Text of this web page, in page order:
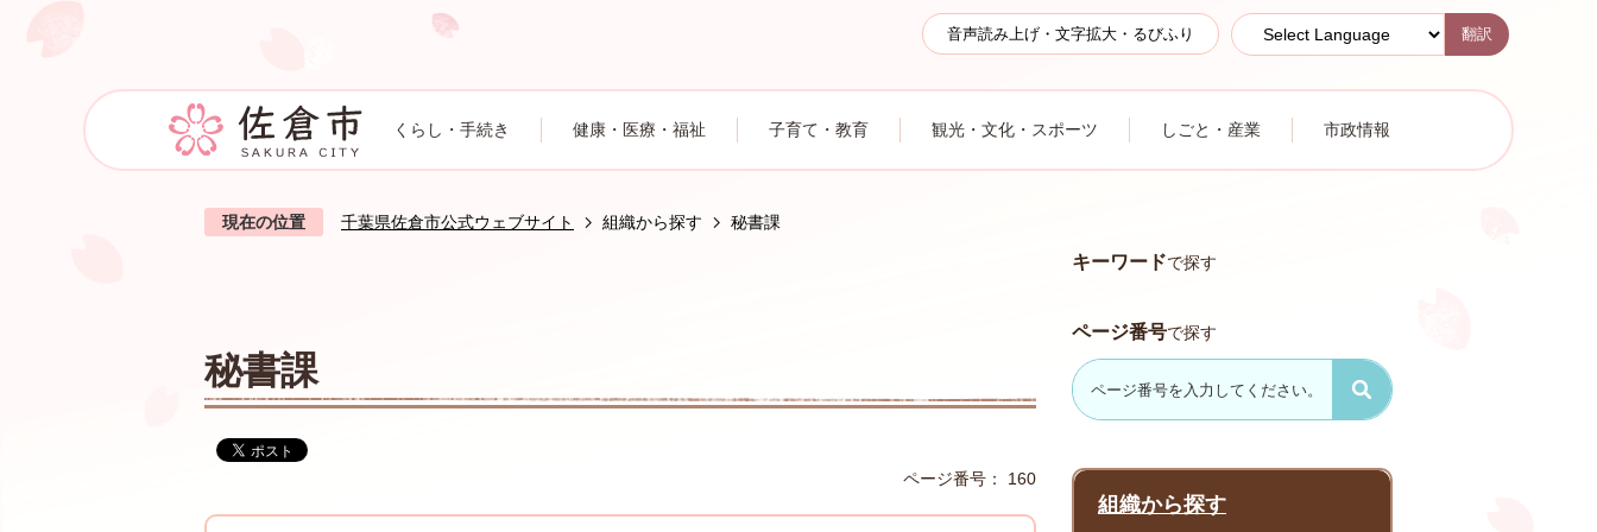
音声読み上げ・文字拡大・るびふり 翻訳
くらし・手続き 健康・医療・福祉 子育て・教育 観光・文化・スポーツ しごと・産業 市政情報
現在の位置 千葉県佐倉市公式ウェブサイト 組織から探す 秘書課
秘書課
ページ番号： 160
キーワードで探す
ページ番号で探す
組織から探す